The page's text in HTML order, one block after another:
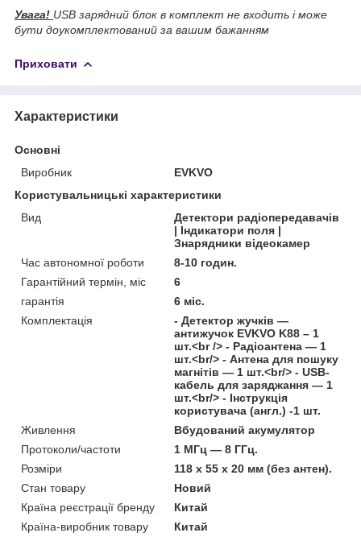
Увага! USB зарядний блок в комплект не входить і може
бути доукомплектований за вашим бажанням
Приховати
Характеристики
Основні
Виробник
EVKVO
Користувальницькі характеристики
Вид
Детектори радіопередавачів
| Індикатори поля |
Знарядники відеокамер
Час автономної роботи
8-10 годин.
Гарантійний термін, міс
6
гарантія
6 міс.
Комплектація
- Детектор жучків —
антижучок EVKVO K88 – 1
шт.<br /> - Радіоантена — 1
шт.<br/> - Антена для пошуку
магнітів — 1 шт.<br/> - USB-
кабель для заряджання — 1
шт.<br/> - Інструкція
користувача (англ.) -1 шт.
Живлення
Вбудований акумулятор
Протоколи/частоти
1 МГц — 8 ГГц.
Розміри
118 х 55 х 20 мм (без антен).
Стан товару
Новий
Країна реєстрації бренду
Китай
Країна-виробник товару
Китай